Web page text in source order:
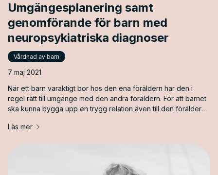
Umgängesplanering samt
genomförande för barn med
neuropsykiatriska diagnoser
Vårdnad av barn
7 maj 2021
När ett barn varaktigt bor hos den ena föräldern har den i
regel rätt till umgänge med den andra föräldern. För att barnet
ska kunna bygga upp en trygg relation även till den förälder
barn med neuropsykiatriska diagnoser, såsom t.ex. ADHD eller
må bra. Umgänget är i första hand till för barnet och det är
Läs mer